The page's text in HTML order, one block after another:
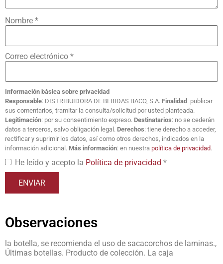
Nombre *
Correo electrónico *
Información básica sobre privacidad
Responsable: DISTRIBUIDORA DE BEBIDAS BACO, S.A. Finalidad : publicar
sus comentarios, tramitar la consulta/solicitud por usted planteada.
Legitimación: por su consentimiento expreso. Destinatarios: no se cederán
datos a terceros, salvo obligación legal. Derechos: tiene derecho a acceder,
rectificar y suprimir los datos, así como otros derechos, indicados en la
información adicional. Más información: en nuestra política de privacidad.
He leído y acepto la Política de privacidad *
Observaciones
la botella, se recomienda el uso de sacacorchos de laminas.,
Últimas botellas. Producto de colección. La caja